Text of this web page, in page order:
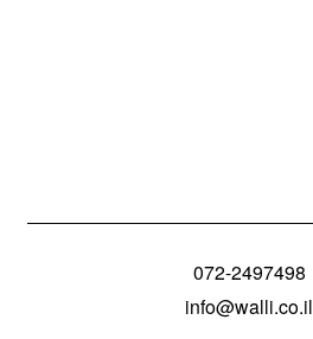
072-2497498
info@walli.co.il